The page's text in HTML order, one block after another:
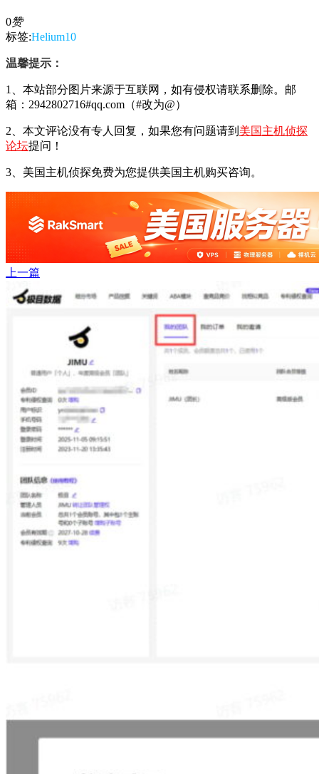
0赞
标签:Helium10
温馨提示：
1、本站部分图片来源于互联网，如有侵权请联系删除。邮
箱：2942802716#qq.com（#改为@）
2、本文评论没有专人回复，如果您有问题请到 美国主机侦探
论坛提问！
3、美国主机侦探免费为您提供美国主机购买咨询。
上一篇